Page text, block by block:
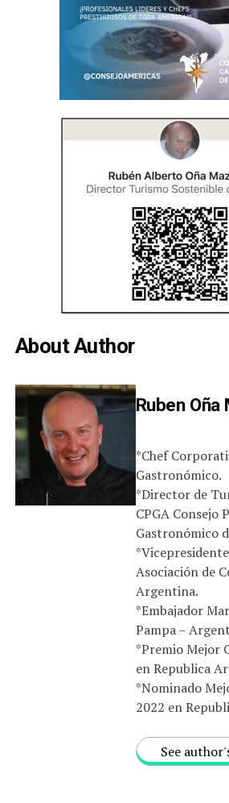
About Author
Ruben Oña
*Chef
Gastronómico.
*Director de
CPGA Consejo
Gastronómico
Asociación de
Argentina.
*Embajador
Pampa –
*Premio Mejor
en Republica
*Nominado
2022 en
See